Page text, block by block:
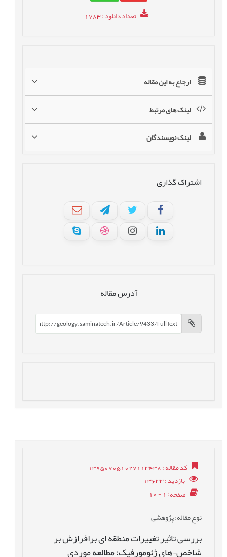
تعداد دانلود: 1783
ارجاع به این مقاله
لینک های مرتبط
لینک نویسندگان
اشتراک گذاری
آدرس مقاله
کد مقاله: 139507051027113438
بازدید: 13633
صفحه: 1 - 10
نوع مقاله: پژوهشی
بررسی تاثیر تغییرات منطقه ای برافرازش بر
شاخص¬های ژئومورفیک: مطالعه موردی